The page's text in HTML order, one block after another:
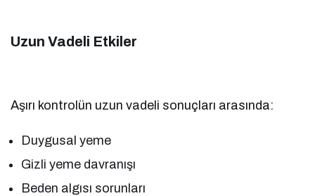
Uzun Vadeli Etkiler
Aşırı kontrolün uzun vadeli sonuçları arasında:
Duygusal yeme
Gizli yeme davranışı
Beden algısı sorunları